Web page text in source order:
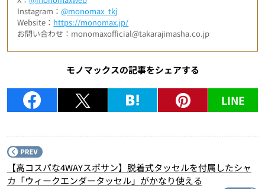
Instagram：@monomax_tkj
Website： https://monomax.jp/
お問い合わせ：monomaxofficial@takarajimasha.co.jp
モノマックスの記事をシェアする
LINE
【高コスパな4WAYスポサン】脱着式タッセルを付属したシャ
カ「ウィークエンダータッセル」がかなり使える